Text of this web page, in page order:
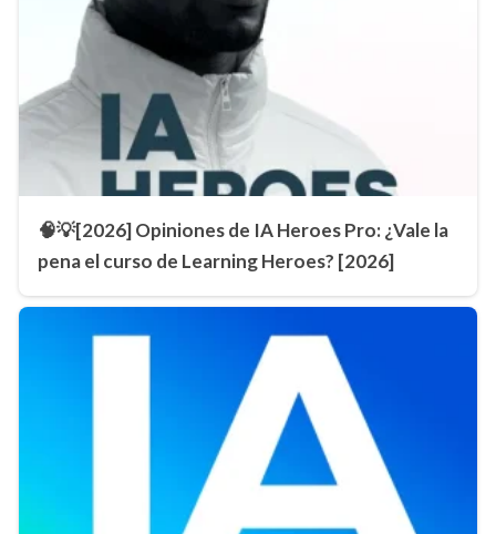
🧠💡[2026] Opiniones de IA Heroes Pro: ¿Vale la
pena el curso de Learning Heroes? [2026]